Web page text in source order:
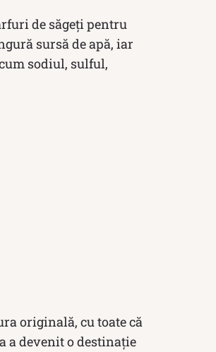
de săgeți pentru
sursă de apă, iar
sodiul, sulful,
originală, cu toate că
a devenit o destinație